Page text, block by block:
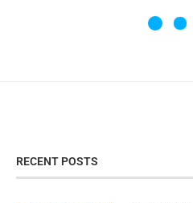
RECENT POSTS